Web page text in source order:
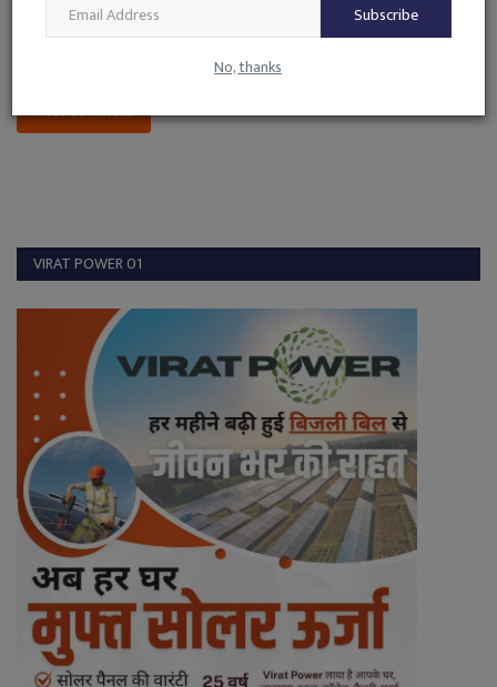
Subscribe
No, thanks
Post Comment
VIRAT POWER 01